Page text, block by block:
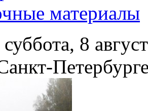
материалы
суббота, 8